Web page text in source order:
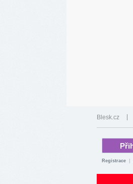
Blesk.cz
Registrace